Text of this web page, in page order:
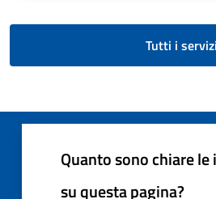
Tutti i servizi
Quanto sono chiare
su questa pagina?